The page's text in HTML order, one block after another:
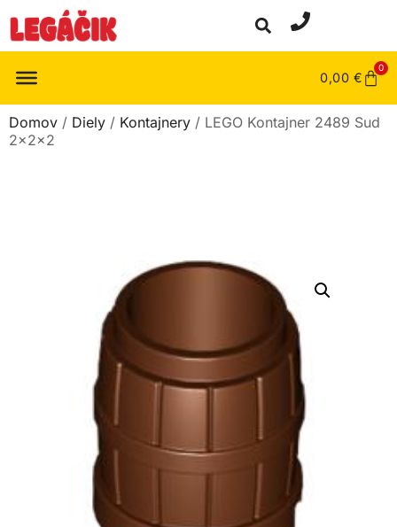
0,00 €
0
Domov / Diely / Kontajnery / LEGO Kontajner 2489 Sud
2x2x2